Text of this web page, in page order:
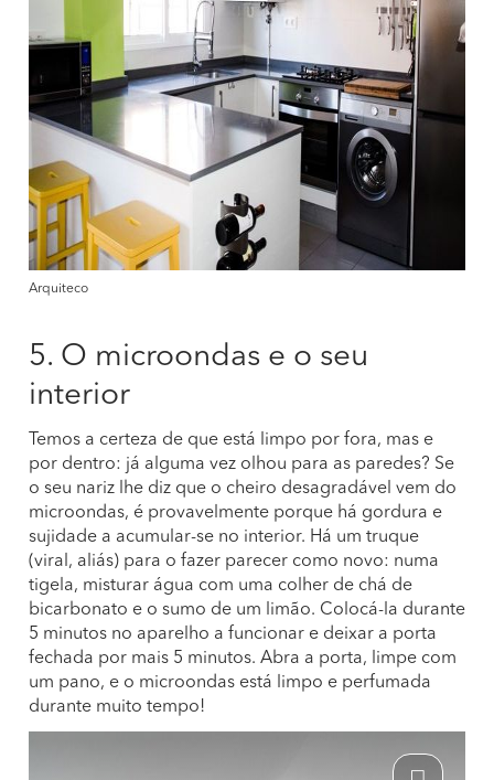
Arquiteco
5. O microondas e o seu
interior
Temos a certeza de que está limpo por fora, mas e
por dentro: já alguma vez olhou para as paredes? Se
o seu nariz lhe diz que o cheiro desagradável vem do
microondas, é provavelmente porque há gordura e
sujidade a acumular-se no interior. Há um truque
(viral, aliás) para o fazer parecer como novo: numa
tigela, misturar água com uma colher de chá de
bicarbonato e o sumo de um limão. Colocá-la durante
5 minutos no aparelho a funcionar e deixar a porta
fechada por mais 5 minutos. Abra a porta, limpe com
um pano, e o microondas está limpo e perfumada
durante muito tempo!